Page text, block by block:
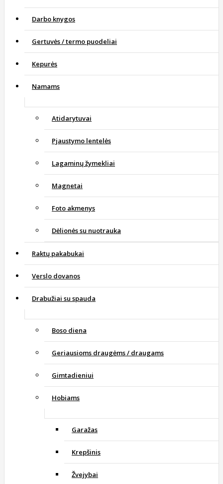
Darbo knygos
Gertuvės / termo puodeliai
Kepurės
Namams
Atidarytuvai
Pjaustymo lentelės
Lagaminų žymekliai
Magnetai
Foto akmenys
Dėlionės su nuotrauka
Raktų pakabukai
Verslo dovanos
Drabužiai su spauda
Boso diena
Geriausioms draugėms / draugams
Gimtadieniui
Hobiams
Garažas
Krepšinis
Žvejybai